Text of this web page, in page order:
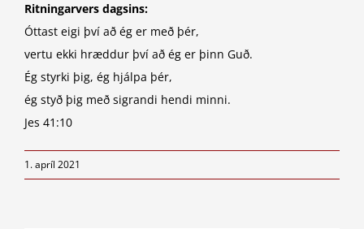
Ritningarvers dagsins:
Óttast eigi því að ég er með þér,
vertu ekki hræddur því að ég er þinn Guð.
Ég styrki þig, ég hjálpa þér,
ég styð þig með sigrandi hendi minni.
Jes 41:10
1. apríl 2021